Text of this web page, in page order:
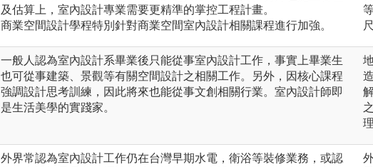
及估算上，室內設計專業需要更精準的掌控工程計畫。
商業空間設計學程特別針對商業空間室內設計相關課程進行加強。
一般人認為室內設計系畢業後只能從事室內設計工作，事實上畢業生
也可從事建築、景觀等有關空間設計之相關工作。另外，因核心課程
強調設計思考訓練，因此將來也能從事文創相關行業。室內設計師即
是生活美學的實踐家。
外界常認為室內設計工作仍在台灣早期水電，衛浴等裝修業務，或認